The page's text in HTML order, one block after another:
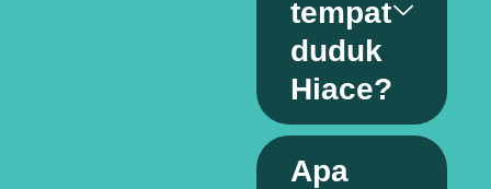
tempat
duduk
Hiace?
Apa